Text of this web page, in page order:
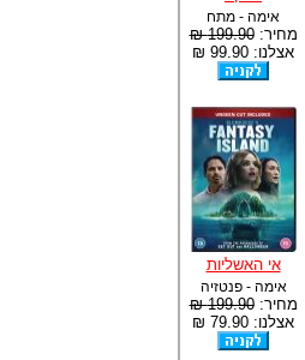
אימה - מתח
מחיר:199.90 ₪
אצלנו: 99.90 ₪
אי האשליות
אימה - פנטזיה
מחיר:199.90 ₪
אצלנו: 79.90 ₪